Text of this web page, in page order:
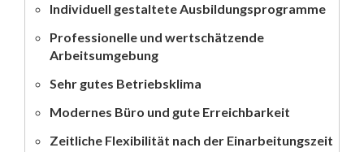
Individuell gestaltete Ausbildungsprogramme
Professionelle und wertschätzende
Arbeitsumgebung
Sehr gutes Betriebsklima
Modernes Büro und gute Erreichbarkeit
Zeitliche Flexibilität nach der Einarbeitungszeit